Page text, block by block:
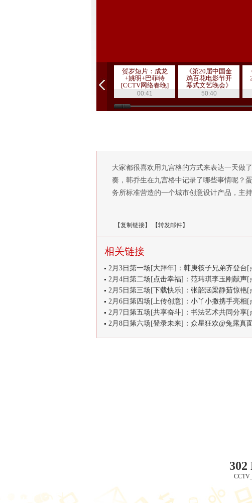
贺岁短片：成龙
+姚明+巴菲特
[CCTV网络春晚]
00:41
《第20届中国金
鸡百花电影节开
幕式文艺晚会》
20111019 1/3
50:40
大家都很喜欢用九宫格的方式来表达一天做
奏，韩乔生在九宫格中记录了哪些事情呢？
务所标准营造的一个城市创意设计产品，主
【复制链接】 【转发邮件】
相关链接
2月3日第一场[大拜年]：韩庚筷子兄弟齐登台[
2月4日第二场[点击幸福]：范玮琪李玉刚献声[
2月5日第三场[下载快乐]：张韶涵梁静茹惊艳[
2月6日第四场[上传创意]：小丫小撒携手亮相[
2月7日第五场[共享奋斗]：书法艺术共同分享[
2月8日第六场[登录未来]：众星狂欢@兔露真
302